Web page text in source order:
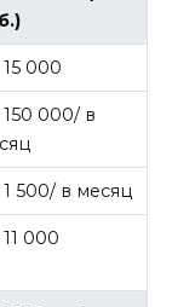
000
000/ в
500/ в месяц
000